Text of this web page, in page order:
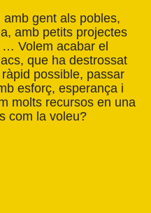
gent als pobles,
amb petits projectes
Volem acabar el
que ha destrossat
possible, passar
esforç, esperança i
molts recursos en una
com la voleu?